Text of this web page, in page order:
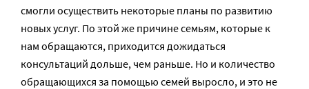
смогли осуществить некоторые планы по развитию
новых услуг. По этой же причине семьям, которые к
нам обращаются, приходится дожидаться
консультаций дольше, чем раньше. Но и количество
обращающихся за помощью семей выросло, и это не